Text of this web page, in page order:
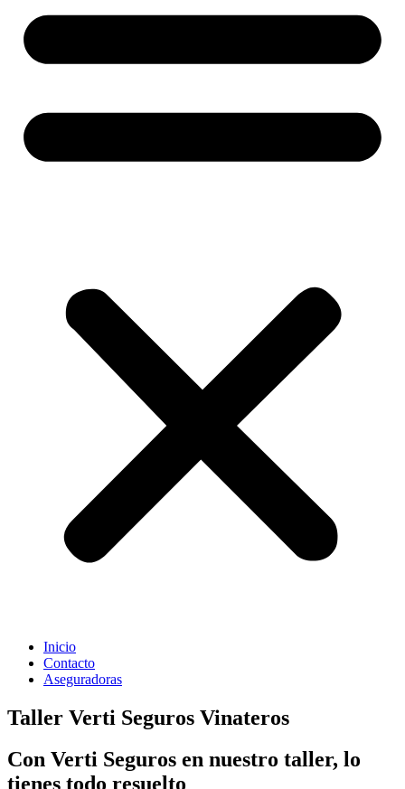
Inicio
Contacto
Aseguradoras
Taller Verti Seguros Vinateros
Con Verti Seguros en nuestro taller, lo
tienes todo resuelto